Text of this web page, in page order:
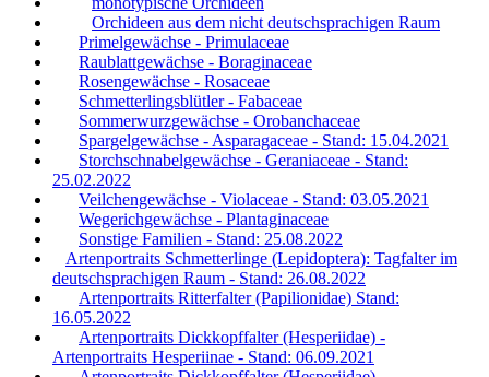
Orchideen aus dem nicht deutschsprachigen Raum
Primelgewächse - Primulaceae
Raublattgewächse - Boraginaceae
Rosengewächse - Rosaceae
Schmetterlingsblütler - Fabaceae
Sommerwurzgewächse - Orobanchaceae
Spargelgewächse - Asparagaceae - Stand: 15.04.2021
Storchschnabelgewächse - Geraniaceae - Stand:
25.02.2022
Veilchengewächse - Violaceae - Stand: 03.05.2021
Wegerichgewächse - Plantaginaceae
Sonstige Familien - Stand: 25.08.2022
Artenportraits Schmetterlinge (Lepidoptera): Tagfalter im
deutschsprachigen Raum - Stand: 26.08.2022
Artenportraits Ritterfalter (Papilionidae) Stand:
16.05.2022
Artenportraits Dickkopffalter (Hesperiidae) -
Artenportraits Hesperiinae - Stand: 06.09.2021